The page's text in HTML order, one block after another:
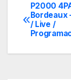
de
P2000
Bordeaux
/ Live /